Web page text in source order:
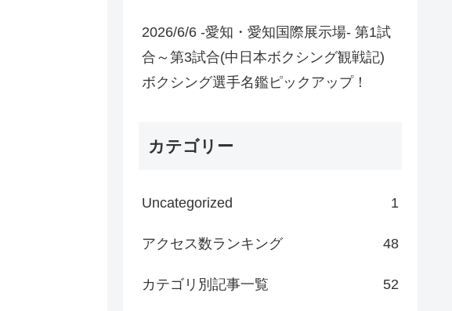
2026/6/6 -愛知・愛知国際展示場- 第1試
合～第3試合(中日本ボクシング観戦記)
ボクシング選手名鑑ピックアップ！
カテゴリー
Uncategorized 1
アクセス数ランキング 48
カテゴリ別記事一覧 52